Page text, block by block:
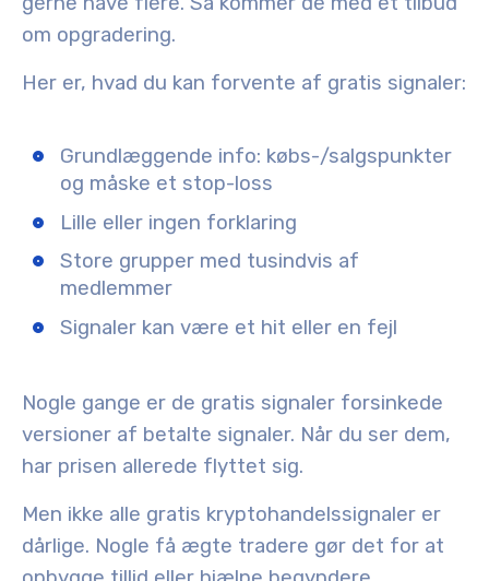
om opgradering.
Her er, hvad du kan forvente af gratis signaler:
Grundlæggende info: købs-/salgspunkter
og måske et stop-loss
Lille eller ingen forklaring
Store grupper med tusindvis af
medlemmer
Signaler kan være et hit eller en fejl
Nogle gange er de gratis signaler forsinkede
versioner af betalte signaler. Når du ser dem,
har prisen allerede flyttet sig.
Men ikke alle gratis kryptohandelssignaler er
dårlige. Nogle få ægte tradere gør det for at